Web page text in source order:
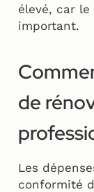
élevé, car
important.
de
Les
conformité